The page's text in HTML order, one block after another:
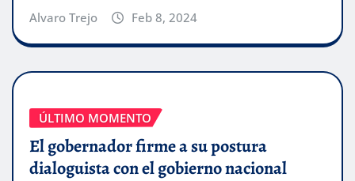
Alvaro Trejo Feb 8, 2024
ÚLTIMO MOMENTO
El gobernador firme a su postura
dialoguista con el gobierno nacional